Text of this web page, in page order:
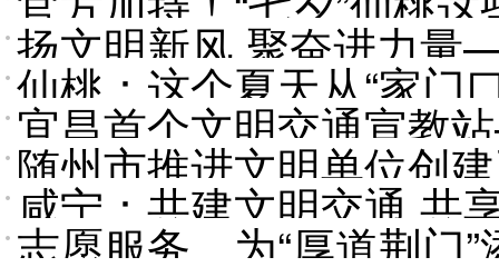
扬文明新风 聚奋进力
仙桃：这个夏天从“家门
宜昌首个文明交通宣教
随州市推进文明单位创
咸宁：共建文明交通 共
志愿服务，为“厚道荆门”